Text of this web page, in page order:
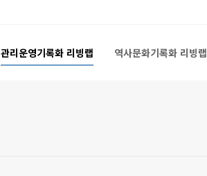
관리운영기록화 리빙랩 역사문화기록화 리빙랩